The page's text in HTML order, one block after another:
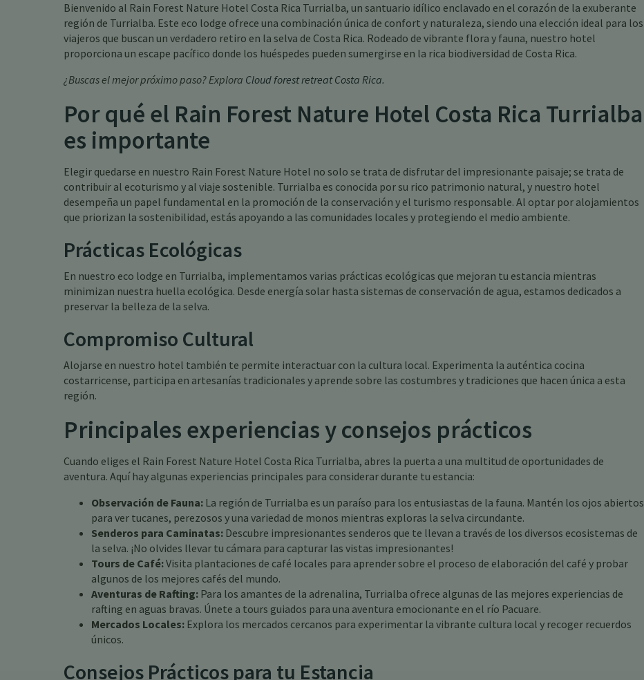
Bienvenido al Rain Forest Nature Hotel Costa Rica Turrialba, un santuario idílico enclavado en el corazón de la exuberante
región de Turrialba. Este eco lodge ofrece una combinación única de confort y naturaleza, siendo una elección ideal para los
viajeros que buscan un verdadero retiro en la selva de Costa Rica. Rodeado de vibrante flora y fauna, nuestro hotel
proporciona un escape pacífico donde los huéspedes pueden sumergirse en la rica biodiversidad de Costa Rica.
¿Buscas el mejor próximo paso? Explora Cloud forest retreat Costa Rica.
Por qué el Rain Forest Nature Hotel Costa Rica Turrialba
es importante
Elegir quedarse en nuestro Rain Forest Nature Hotel no solo se trata de disfrutar del impresionante paisaje; se trata de
contribuir al ecoturismo y al viaje sostenible. Turrialba es conocida por su rico patrimonio natural, y nuestro hotel
desempeña un papel fundamental en la promoción de la conservación y el turismo responsable. Al optar por alojamientos
que priorizan la sostenibilidad, estás apoyando a las comunidades locales y protegiendo el medio ambiente.
Prácticas Ecológicas
En nuestro eco lodge en Turrialba, implementamos varias prácticas ecológicas que mejoran tu estancia mientras
minimizan nuestra huella ecológica. Desde energía solar hasta sistemas de conservación de agua, estamos dedicados a
preservar la belleza de la selva.
Compromiso Cultural
Alojarse en nuestro hotel también te permite interactuar con la cultura local. Experimenta la auténtica cocina
costarricense, participa en artesanías tradicionales y aprende sobre las costumbres y tradiciones que hacen única a esta
región.
Principales experiencias y consejos prácticos
Cuando eliges el Rain Forest Nature Hotel Costa Rica Turrialba, abres la puerta a una multitud de oportunidades de
aventura. Aquí hay algunas experiencias principales para considerar durante tu estancia:
Observación de Fauna: La región de Turrialba es un paraíso para los entusiastas de la fauna. Mantén los ojos abiertos
para ver tucanes, perezosos y una variedad de monos mientras exploras la selva circundante.
Senderos para Caminatas: Descubre impresionantes senderos que te llevan a través de los diversos ecosistemas de
la selva. ¡No olvides llevar tu cámara para capturar las vistas impresionantes!
Tours de Café:Visita plantaciones de café locales para aprender sobre el proceso de elaboración del café y probar
algunos de los mejores cafés del mundo.
Aventuras de Rafting: Para los amantes de la adrenalina, Turrialba ofrece algunas de las mejores experiencias de
rafting en aguas bravas. Únete a tours guiados para una aventura emocionante en el río Pacuare.
Mercados Locales: Explora los mercados cercanos para experimentar la vibrante cultura local y recoger recuerdos
únicos.
Consejos Prácticos para tu Estancia